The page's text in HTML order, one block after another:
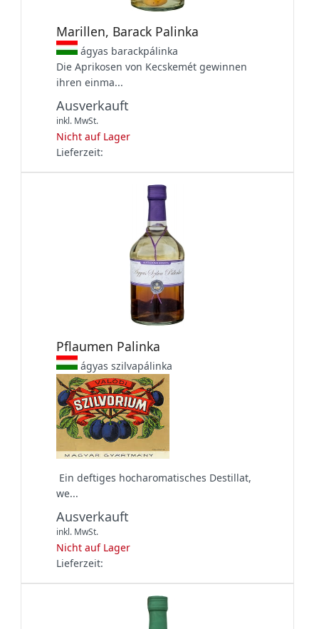
Marillen, Barack Palinka
ágyas barackpálinka
Die Aprikosen von Kecskemét gewinnen
ihren einma...
Ausverkauft
inkl. MwSt.
Nicht auf Lager
Lieferzeit:
Pflaumen Palinka
ágyas szilvapálinka
Ein deftiges hocharomatisches Destillat,
we...
Ausverkauft
inkl. MwSt.
Nicht auf Lager
Lieferzeit: